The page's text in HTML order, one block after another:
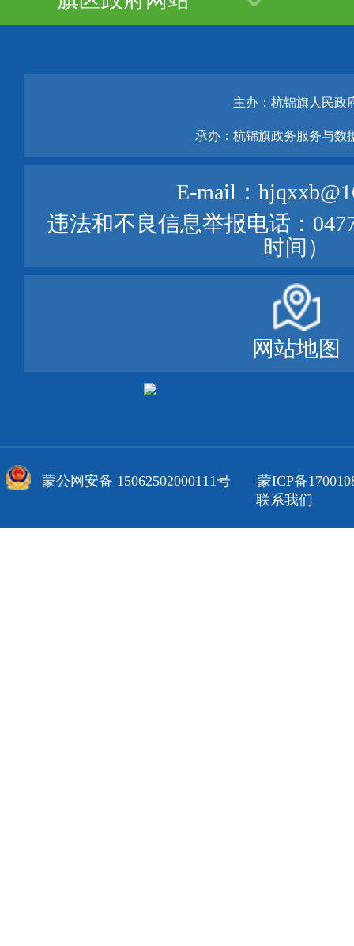
主办：杭锦旗人民政
承办：杭锦旗政务服务与数
E-mail：
违法和不良信息举报电话：
时间）
网站地图
蒙公网安备 15062502000111号
蒙ICP备
联系我们